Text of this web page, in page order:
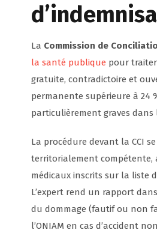
La Commission de
la santé publique pour traiter
gratuite, contradictoire et
permanente supérieure à 24
particulièrement graves dans
La procédure devant la CCI
territorialement compétente,
médicaux inscrits sur la liste
L’expert rend un rapport
du dommage (fautif ou non
l’ONIAM en cas d’accident